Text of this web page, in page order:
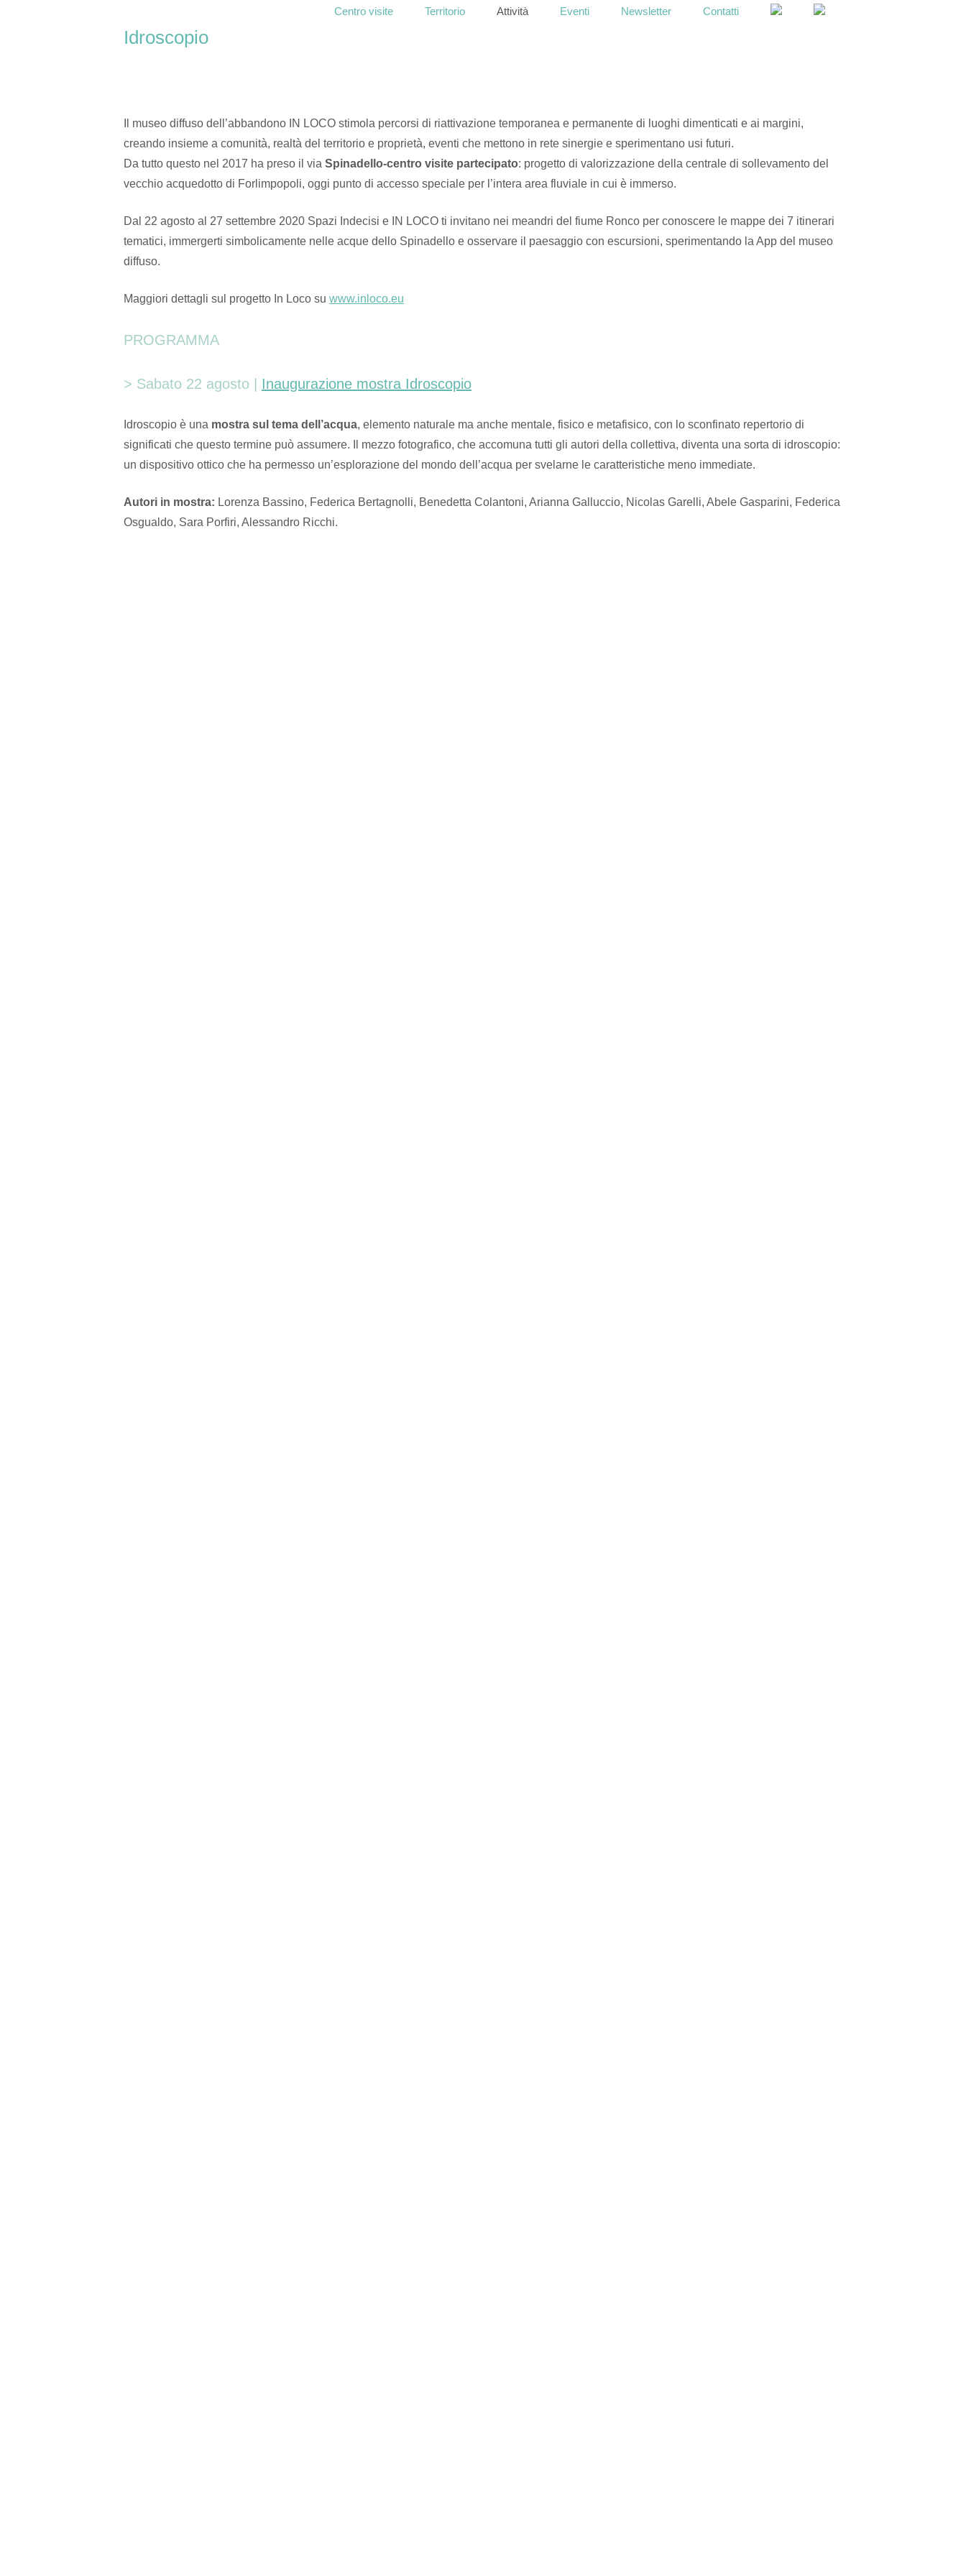
Centro visite Territorio Attività Eventi Newsletter Contatti
Idroscopio
Il museo diffuso dell’abbandono IN LOCO stimola percorsi di riattivazione temporanea e permanente di luoghi dimenticati e ai margini,
creando insieme a comunità, realtà del territorio e proprietà, eventi che mettono in rete sinergie e sperimentano usi futuri.
Da tutto questo nel 2017 ha preso il via Spinadello-centro visite partecipato: progetto di valorizzazione della centrale di sollevamento del
vecchio acquedotto di Forlimpopoli, oggi punto di accesso speciale per l’intera area fluviale in cui è immerso.
Dal 22 agosto al 27 settembre 2020 Spazi Indecisi e IN LOCO ti invitano nei meandri del fiume Ronco per conoscere le mappe dei 7 itinerari
tematici, immergerti simbolicamente nelle acque dello Spinadello e osservare il paesaggio con escursioni, sperimentando la App del museo
diffuso.
Maggiori dettagli sul progetto In Loco su www.inloco.eu
PROGRAMMA
> Sabato 22 agosto | Inaugurazione mostra Idroscopio
Idroscopio è una mostra sul tema dell’acqua, elemento naturale ma anche mentale, fisico e metafisico, con lo sconfinato repertorio di
significati che questo termine può assumere. Il mezzo fotografico, che accomuna tutti gli autori della collettiva, diventa una sorta di idroscopio:
un dispositivo ottico che ha permesso un’esplorazione del mondo dell’acqua per svelarne le caratteristiche meno immediate.
Autori in mostra: Lorenza Bassino, Federica Bertagnolli, Benedetta Colantoni, Arianna Galluccio, Nicolas Garelli, Abele Gasparini, Federica
Osgualdo, Sara Porfiri, Alessandro Ricchi.